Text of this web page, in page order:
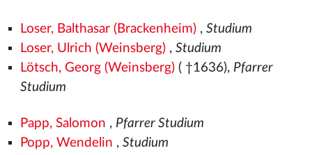
Loser, Balthasar (Brackenheim), Studium
Loser, Ulrich (Weinsberg), Studium
Lötsch, Georg (Weinsberg)( †1636), Pfarrer
Studium
Papp, Salomon , Pfarrer Studium
Popp, Wendelin , Studium